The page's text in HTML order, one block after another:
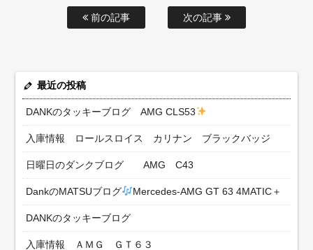
前の記事 次の記事
最近の投稿
DANKのタッキーブログ AMG CLS53
入庫情報 ロールスロイス カリナン ブラックバッジ
日曜日のダンクブログ AMG C43
DankのMATSUブログ Mercedes-AMG GT 63 4MATIC＋
DANKのタッキーブログ
入庫情報 ＡＭＧ ＧＴ６３